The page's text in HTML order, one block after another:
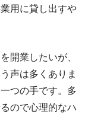
用に貸し出すや
開業したいが、
声は多くありま
つの手です。多
ので心理的なハ